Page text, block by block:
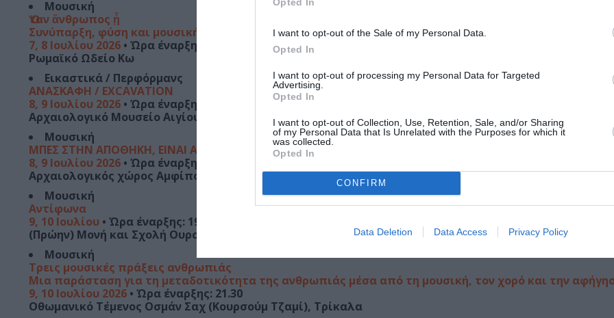
I want to opt-out of the Sale of my Personal Data.
Opted In
I want to opt-out of processing my Personal Data for Targeted
Advertising.
Opted In
I want to opt-out of Collection, Use, Retention, Sale, and/or Sharing
of my Personal Data that Is Unrelated with the Purposes for which it
was collected.
Opted In
CONFIRM
Data Deletion Data Access Privacy Policy
Μουσική
Ὅταν ἄνθρωπος ᾖ
Συνύπαρξη, φύση και μουσική δωματίου
7, 8 Ιουλίου 2026 • Ώρα έναρξης: 19.15
Ρωμαϊκό Ωδείο Κω
Εικαστικά / Περφόρμανς
ΑΝΑΣΚΑΦΗ / EXCAVATION
8, 9 Ιουλίου 2026 • Ώρα έναρξης: 20.00
Αρχαιολογικό Μουσείο Αιγίου
Μουσική
ΜΠΕΣ ΣΤΗΝ ΑΠΟΘΗΚΗ, ΕΙΝΑΙ ΑΣΦΑΛΗΣ
8, 9 Ιουλίου 2026 • Ώρα έναρξης: 19.30
Αρχαιολογικός χώρος Αμφίπολης, Ακρόπολη
Μουσική
Αντίφωνα
9, 10 Ιουλίου • Ώρα έναρξης: 19.00 (έκθεση), 20.00 (συναυλία)
(Πρώην) Μονή και Σχολή Ουρσουλινών στα Λουτρά της Τήνου
Μουσική
Τρεις μουσικές πράξεις ανθρωπιάς
Μια παράσταση για τη μεταδοτικότητα της ανθρωπιάς μέσα από τη μουσική, τον χορό και την
9, 10 Ιουλίου 2026 • Ώρα έναρξης: 21.30
Οθωμανικό Τέμενος Οσμάν Σαχ (Κουρσούμ Τζαμί), Τρίκαλα